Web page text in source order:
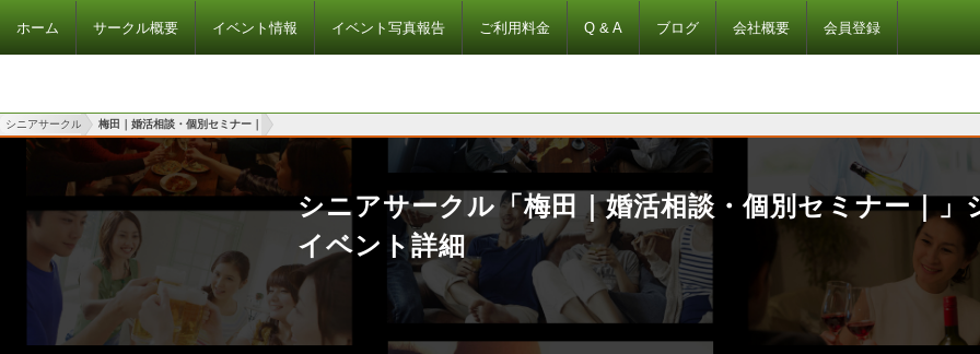
ホーム サークル概要 イベント情報 イベント写真報告 ご利用料金 Q & A ブログ 会社概要 会員登録
シニアサークル 梅田｜婚活相談・個別セミナー｜
シニアサークル「梅田｜婚活相談・個別セミナー｜」
イベント詳細